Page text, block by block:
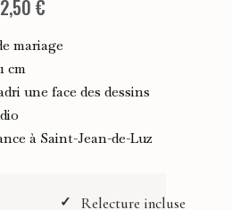
€
de
50,00 €
à
mariage
cm
une face des dessins
à Saint-Jean-de-Luz
Relecture incluse